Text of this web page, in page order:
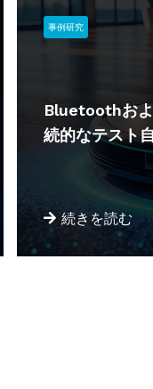
Bluetoothお
続的なテスト
続きを読む
事例研究